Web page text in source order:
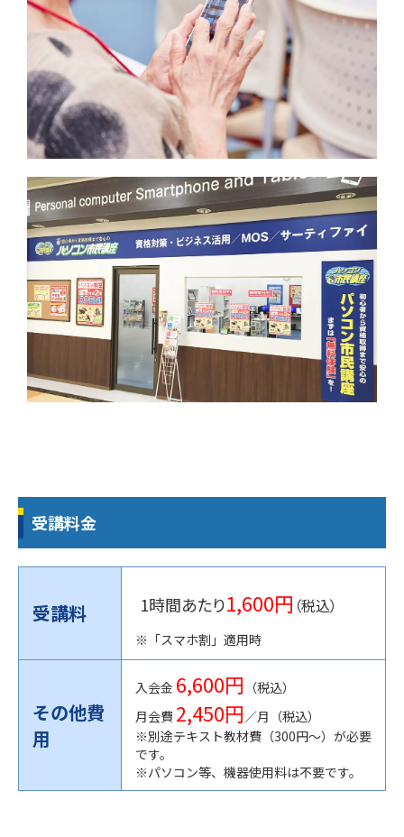
受講料金
受講料 1時間あたり1,600円 （税込）
※「スマホ割」適用時
その他費
用
入会金 6,600円 （税込）
月会費 2,450円／月（税込）
※別途テキスト教材費（300円〜）が必要
です。
※パソコン等、機器使用料は不要です。